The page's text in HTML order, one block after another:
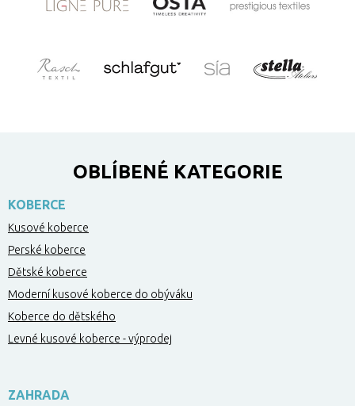
OBLÍBENÉ KATEGORIE
KOBERCE
Kusové koberce
Perské koberce
Dětské koberce
Moderní kusové koberce do obýváku
Koberce do dětského
Levné kusové koberce - výprodej
ZAHRADA